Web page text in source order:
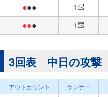
●●● 1塁
●●● 1塁
3回表 中日の攻撃
アウトカウント ランナー